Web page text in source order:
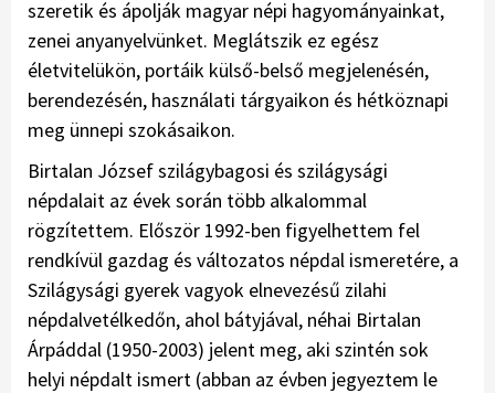
szeretik és ápolják magyar népi hagyományainkat,
zenei anyanyelvünket. Meglátszik ez egész
életvitelükön, portáik külső-belső megjelenésén,
berendezésén, használati tárgyaikon és hétköznapi
meg ünnepi szokásaikon.
Birtalan József szilágybagosi és szilágysági
népdalait az évek során több alkalommal
rögzítettem. Először 1992-ben figyelhettem fel
rendkívül gazdag és változatos népdal ismeretére, a
Szilágysági gyerek vagyok elnevezésű zilahi
népdalvetélkedőn, ahol bátyjával, néhai Birtalan
Árpáddal (1950-2003) jelent meg, aki szintén sok
helyi népdalt ismert (abban az évben jegyeztem le